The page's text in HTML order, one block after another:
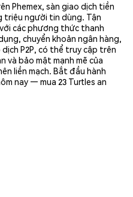
Phemex, sàn giao dịch tiền
triệu người tin dùng. Tận
các phương thức thanh
chuyển khoản ngân hàng,
P2P, có thể truy cập trên
bảo mật mạnh mẽ của
liền mạch. Bắt đầu hành
nay — mua 23 Turtles an